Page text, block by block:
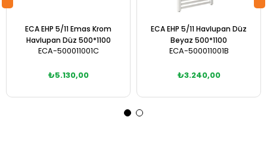
ECA EHP 5/11 Emas Krom
Havlupan Düz 500*1100
ECA-500011001C
₺5.130,00
ECA EHP 5/11 Havlupan Düz
Beyaz 500*1100
ECA-500011001B
₺3.240,00